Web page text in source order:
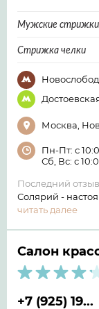
Мужские стрижки
Стрижка челки
Москва,
Пн-Пт: с
Сб, Вс: с
Последний
Солярий -
читать далее
Салон
+7 (925) 19...